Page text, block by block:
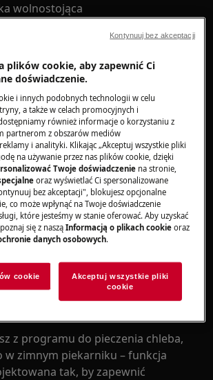
wolnostojąca
pieczenia w
uzyskać idealne wypieki?
rezultaty pieczenia w piekarniku,
kilka sprawdzonych zasad,
na równomierne pieczenie,
chleba i optymalne
funkcji piekarnika.
piekarnika
potraw zalecamy
się ścinają i równomiernie się
jest lepiej kontrolowany.
z programu do pieczenia chleba,
w zimnym piekarniku – funkcja
tak, by zapewnić
plików cookie, aby zapewnić Ci
doświadczenie.
i innych podobnych technologii w celu
a także w celach promocyjnych i
również informacje o korzystaniu z
partnerom z obszarów mediów
i analityki. Klikając „Akceptuj wszystkie pliki
na używanie przez nas plików cookie, dzięki
Twoje doświadczenie na stronie,
oraz wyświetlać Ci spersonalizowane
bez akceptacji", blokujesz opcjonalne
co może wpłynąć na Twoje doświadczenie
które jesteśmy w stanie oferować. Aby uzyskać
się z nasząInformacją o plikach cookie oraz
danych osobowych.
cookie
Akceptuj wszystkie pliki
cookie
Kontynuuj bez akceptacji